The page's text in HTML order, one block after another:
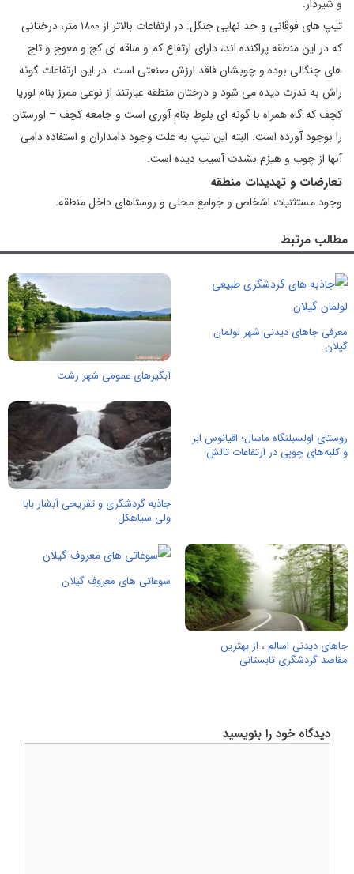
و شیردار.
تیپ های فوقانی و حد نهایی جنگل: در ارتفاعات بالاتر از ۱۸۰۰ متر، درختانی
که در این منطقه پراکنده اند، دارای ارتفاع کم و ساقه ای کج و معوج و تاج
های چنگالی بوده و چوبشان فاقد ارزش صنعتی است. در این ارتفاعات گونه
راش به ندرت دیده می شود و درختان منطقه عبارتند از نوعی ممرز بنام لوریا
کچف که گاه همراه با گونه ای بلوط بنام آوری است و جامعه کچف – اورستان
را بوجود آورده است. البته این تیپ به علت وجود دامداران و استفاده دامی
آنها از چوب و هیزم بشدت آسیب دیده است.
تعارضات و تهدیدات منطقه
وجود مستثنیات اشخاص و جوامع محلی و روستاهای داخل منطقه.
مطالب مرتبط
معرفی جاهای دیدنی شهر لولمان
گیلان
آبگیرهای عمومی شهر رشت
روستای اولسبلنگاه ماسال؛ اقیانوس ابر
و کلبه‌های چوبی در ارتفاعات تالش
جاذبه گردشگری و تفریحی آبشار بابا
ولی سیاهکل
جاهای دیدنی اسالم ، از بهترین
مقاصد گردشگری تابستانی
سوغاتی های معروف گیلان
دیدگاه خود را بنویسید